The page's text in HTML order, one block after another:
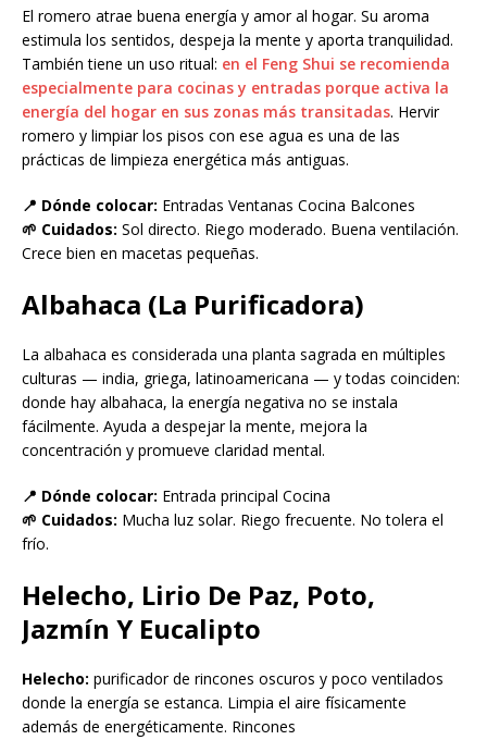
El romero atrae buena energía y amor al hogar. Su aroma
estimula los sentidos, despeja la mente y aporta tranquilidad.
También tiene un uso ritual: en el Feng Shui se recomienda
especialmente para cocinas y entradas porque activa la
energía del hogar en sus zonas más transitadas. Hervir
romero y limpiar los pisos con ese agua es una de las
prácticas de limpieza energética más antiguas.
📍 Dónde colocar: Entradas Ventanas Cocina Balcones
🌱 Cuidados: Sol directo. Riego moderado. Buena ventilación.
Crece bien en macetas pequeñas.
Albahaca (La Purificadora)
La albahaca es considerada una planta sagrada en múltiples
culturas — india, griega, latinoamericana — y todas coinciden:
donde hay albahaca, la energía negativa no se instala
fácilmente. Ayuda a despejar la mente, mejora la
concentración y promueve claridad mental.
📍 Dónde colocar: Entrada principal Cocina
🌱 Cuidados: Mucha luz solar. Riego frecuente. No tolera el
frío.
Helecho, Lirio De Paz, Poto,
Jazmín Y Eucalipto
Helecho: purificador de rincones oscuros y poco ventilados
donde la energía se estanca. Limpia el aire físicamente
además de energéticamente. Rincones